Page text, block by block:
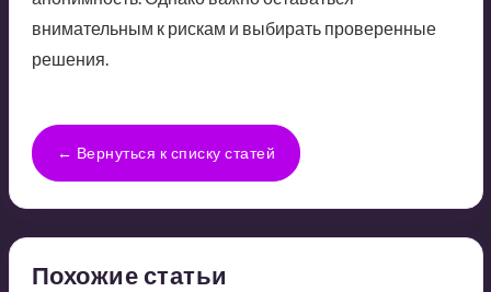
внимательным к рискам и выбирать проверенные
решения.
← Вернуться к списку статей
Похожие статьи